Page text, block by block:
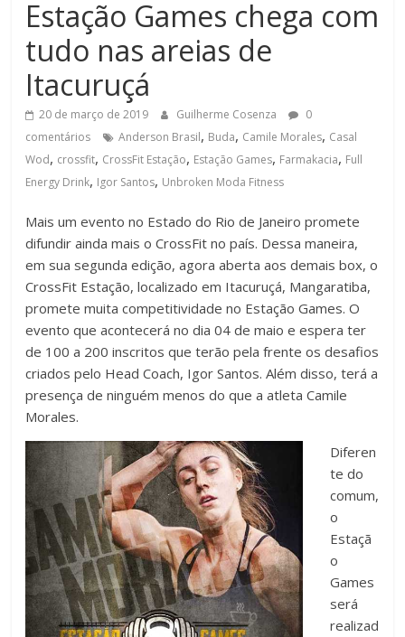
Estação Games chega com
tudo nas areias de
Itacuruçá
20 de março de 2019 Guilherme Cosenza
0
comentários
Anderson Brasil, Buda, Camile Morales, Casal
Wod, crossfit, CrossFit Estação, Estação Games, Farmakacia, Full
Energy Drink, Igor Santos, Unbroken Moda Fitness
Mais um evento no Estado do Rio de Janeiro promete
difundir ainda mais o CrossFit no país. Dessa maneira,
em sua segunda edição, agora aberta aos demais box, o
CrossFit Estação, localizado em Itacuruçá, Mangaratiba,
promete muita competitividade no Estação Games. O
evento que acontecerá no dia 04 de maio e espera ter
de 100 a 200 inscritos que terão pela frente os desafios
criados pelo Head Coach, Igor Santos. Além disso, terá a
presença de ninguém menos do que a atleta Camile
Morales.
Diferen
te do
comum,
o
Estaçã
o
Games
será
realizad